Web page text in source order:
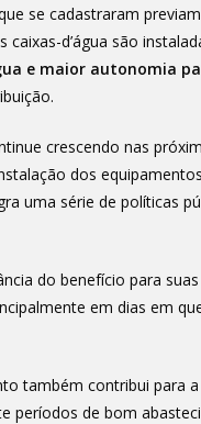
se cadastraram
d’água são
e maior autonomia
crescendo nas
dos
uma série de políticas
do benefício para
em dias em
também contribui para a
períodos de bom